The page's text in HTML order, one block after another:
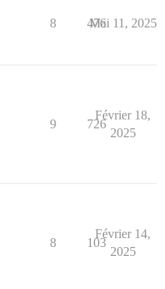
8 476
Mai 11, 2025
9 726
Février 18,
2025
8 103
Février 14,
2025